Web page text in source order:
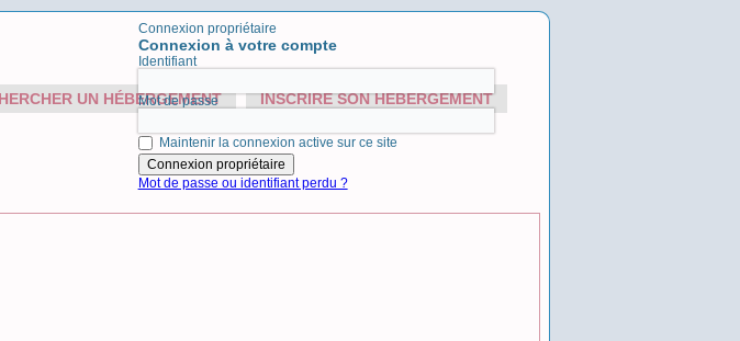
Connexion propriétaire
Connexion à votre compte
Identifiant
Mot de passe
Maintenir la connexion active sur ce site
Mot de passe ou identifiant perdu ?
UN HÉBERGEMENT INSCRIRE SON HÉBERGEMENT